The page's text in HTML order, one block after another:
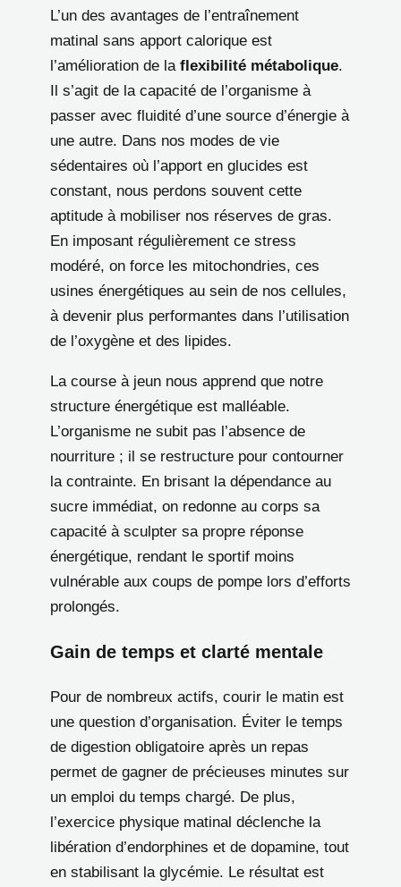
L’un des avantages de l’entraînement
matinal sans apport calorique est
l’amélioration de la flexibilité métabolique.
Il s’agit de la capacité de l’organisme à
passer avec fluidité d’une source d’énergie à
une autre. Dans nos modes de vie
sédentaires où l’apport en glucides est
constant, nous perdons souvent cette
aptitude à mobiliser nos réserves de gras.
En imposant régulièrement ce stress
modéré, on force les mitochondries, ces
usines énergétiques au sein de nos cellules,
à devenir plus performantes dans l’utilisation
de l’oxygène et des lipides.
La course à jeun nous apprend que notre
structure énergétique est malléable.
L’organisme ne subit pas l’absence de
nourriture ; il se restructure pour contourner
la contrainte. En brisant la dépendance au
sucre immédiat, on redonne au corps sa
capacité à sculpter sa propre réponse
énergétique, rendant le sportif moins
vulnérable aux coups de pompe lors d’efforts
prolongés.
Gain de temps et clarté mentale
Pour de nombreux actifs, courir le matin est
une question d’organisation. Éviter le temps
de digestion obligatoire après un repas
permet de gagner de précieuses minutes sur
un emploi du temps chargé. De plus,
l’exercice physique matinal déclenche la
libération d’endorphines et de dopamine, tout
en stabilisant la glycémie. Le résultat est